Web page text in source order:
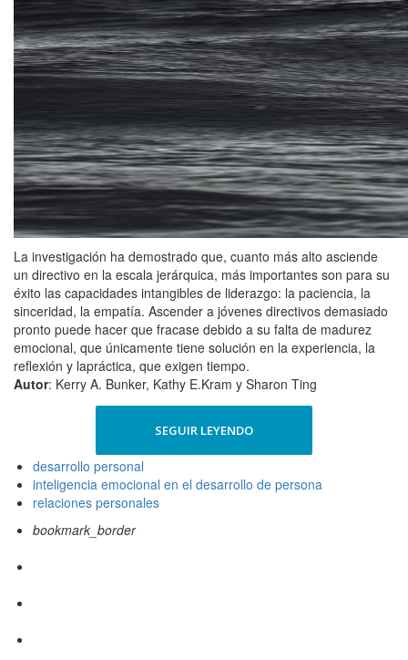
La investigación ha demostrado que, cuanto más alto asciende
un directivo en la escala jerárquica, más importantes son para su
éxito las capacidades intangibles de liderazgo: la paciencia, la
sinceridad, la empatía. Ascender a jóvenes directivos demasiado
pronto puede hacer que fracase debido a su falta de madurez
emocional, que únicamente tiene solución en la experiencia, la
reflexión y lapráctica, que exigen tiempo.
Autor: Kerry A. Bunker, Kathy E.Kram y Sharon Ting
SEGUIR LEYENDO
desarrollo personal
inteligencia emocional en el desarrollo de persona
relaciones personales
bookmark_border